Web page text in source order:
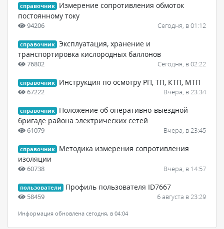
справочник
Измерение сопротивления обмоток
постоянному току
94206 Сегодня, в 01:12
справочник Эксплуатация, хранение и
транспортировка кислородных баллонов
76802 Сегодня, в 02:22
справочник Инструкция по осмотру РП, ТП, КТП, МТП
67222 Вчера, в 23:34
справочник
Положение об оперативно-выездной
бригаде района электрических сетей
61079 Вчера, в 23:45
справочник
Методика измерения сопротивления
изоляции
60738 Вчера, в 14:57
пользователи Профиль пользователя ID7667
58459 6 августа в 23:29
Информация обновлена сегодня, в 04:04